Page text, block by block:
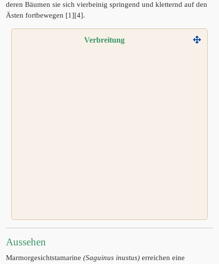
deren Bäumen sie sich vierbeinig springend und kletternd auf den
Ästen fortbewegen [1][4].
Verbreitung
Aussehen
Marmorgesichtstamarine (Saguinus inustus) erreichen eine